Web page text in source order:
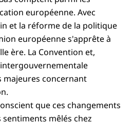
européenne. Avec
et la réforme de la politique
européenne s'apprête à
ère. La Convention et,
concernant
que ces changements
mêlés chez